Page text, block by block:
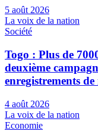
5 août 2026
La voix de la nation
Société
Togo : Plus de
deuxième
enregistrements de
4 août 2026
La voix de la nation
Economie